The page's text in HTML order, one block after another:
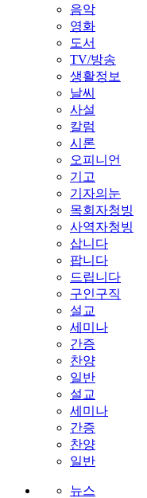
음악
영화
도서
TV/방송
생활정보
날씨
사설
칼럼
시론
오피니언
기고
기자의눈
목회자청빙
사역자청빙
삽니다
팝니다
드립니다
구인구직
설교
세미나
간증
찬양
일반
설교
세미나
간증
찬양
일반
뉴스